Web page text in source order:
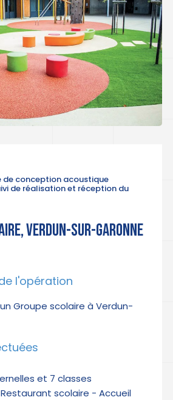
de conception acoustique
de réalisation et réception du
VERDUN-SUR-GARONNE
l'opération
Groupe scolaire à Verdun-
et 7 classes
scolaire - Accueil